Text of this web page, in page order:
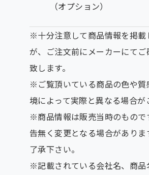
（オプション）
※十分注意して商品情報を掲載
が、ご注文前にメーカーにて
致します。
※ご覧頂いている商品の色や質
境によって実際と異なる場合が
※商品情報は販売当時のもので
告無く変更となる場合があり
了承下さい。
※記載されている会社名、商品